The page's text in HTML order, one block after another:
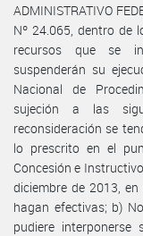
ADMINISTRATIVO
Nº 24.065, dentro de
recursos que se
suspenderán su
Nacional de
sujeción a las
reconsideración se
lo prescrito en el
Concesión e
diciembre de 2013,
hagan efectivas; b)
pudiere